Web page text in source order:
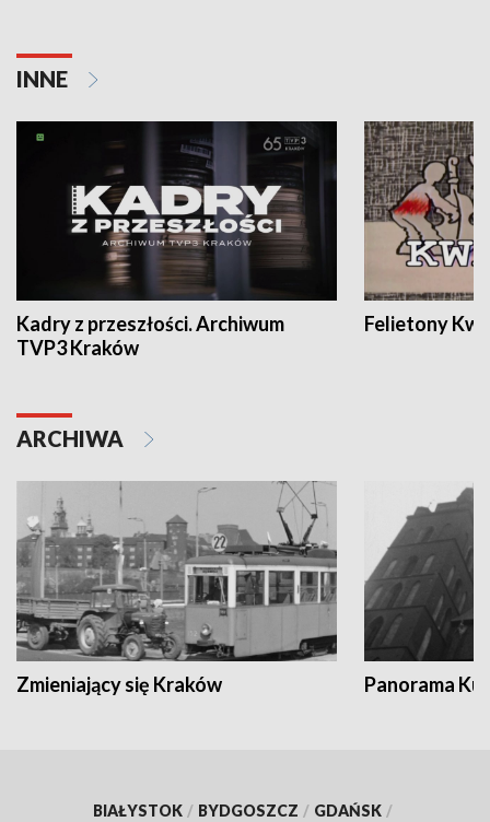
INNE
Kadry z przeszłości. Archiwum
TVP3 Kraków
Felietony
ARCHIWA
Zmieniający się Kraków Panorama
BIAŁYSTOK / BYDGOSZCZ / GDAŃSK /